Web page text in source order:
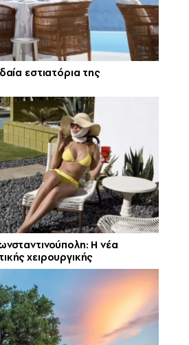
εστιατόρια της
Η νέα
χειρουργικής